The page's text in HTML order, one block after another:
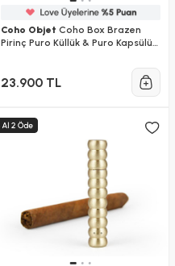
Coho Objet Coho Box Brazen
Pirinç Puro Küllük & Puro Kapsülü
23.900 TL